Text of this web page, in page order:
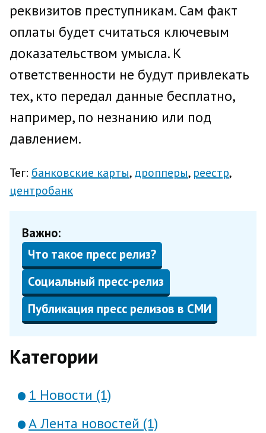
реквизитов преступникам. Сам факт
оплаты будет считаться ключевым
доказательством умысла. К
ответственности не будут привлекать
тех, кто передал данные бесплатно,
например, по незнанию или под
давлением.
Тег: банковские карты дропперы реестр
центробанк
Важно:
Что такое пресс релиз?
Социальный пресс-релиз
Публикация пресс релизов в СМИ
Категории
1 Новости (1)
А Лента новостей (1)